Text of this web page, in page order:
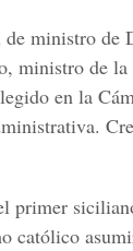
ministro de
ministro de
en la
primer
católico